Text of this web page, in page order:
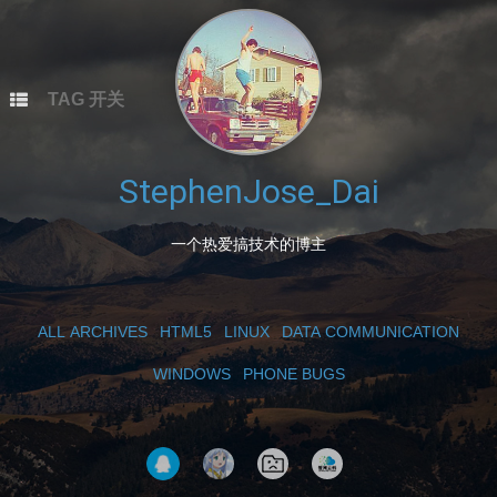
StephenJose_Dai
一个热爱搞技术的博主
ALL ARCHIVES HTML5 LINUX DATA COMMUNICATION
WINDOWS PHONE BUGS
TAG 开关
本文总阅读量次